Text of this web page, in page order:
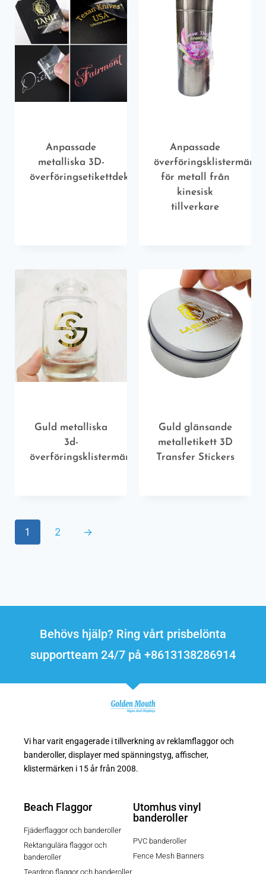
Anpassade
metalliska 3D-
överföringsetikettdekaler
Anpassade
för metall från
kinesisk
tillverkare
Guld metalliska
3d-
överföringsklistermärken
Guld glänsande
metalletikett 3D
Transfer Stickers
1 2 →
Behövs hjälp? Ring vårt prisbelönta
supportteam 24/7 på +8613138286914
Vi har varit engagerade i tillverkning av reklamflaggor och
banderoller, displayer med spänningstyg, affischer,
klistermärken i 15 år från 2008.
Beach Flaggor
Fjäderflaggor och banderoller
Rektangulära flaggor och
banderoller
Teardrop flaggor och banderoller
Utomhus vinyl
banderoller
PVC banderoller
Fence Mesh Banners